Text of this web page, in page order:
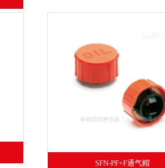
SFN-PF+F通气帽